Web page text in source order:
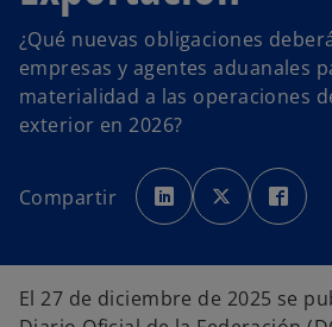
¿Qué nuevas obligaciones
empresas y agentes aduanales
materialidad a las operaciones
exterior en 2026?
Compartir e
a
b
n
a
e
a
b
u
n
e
a
n
a
El 27 de diciembre de 2025 se